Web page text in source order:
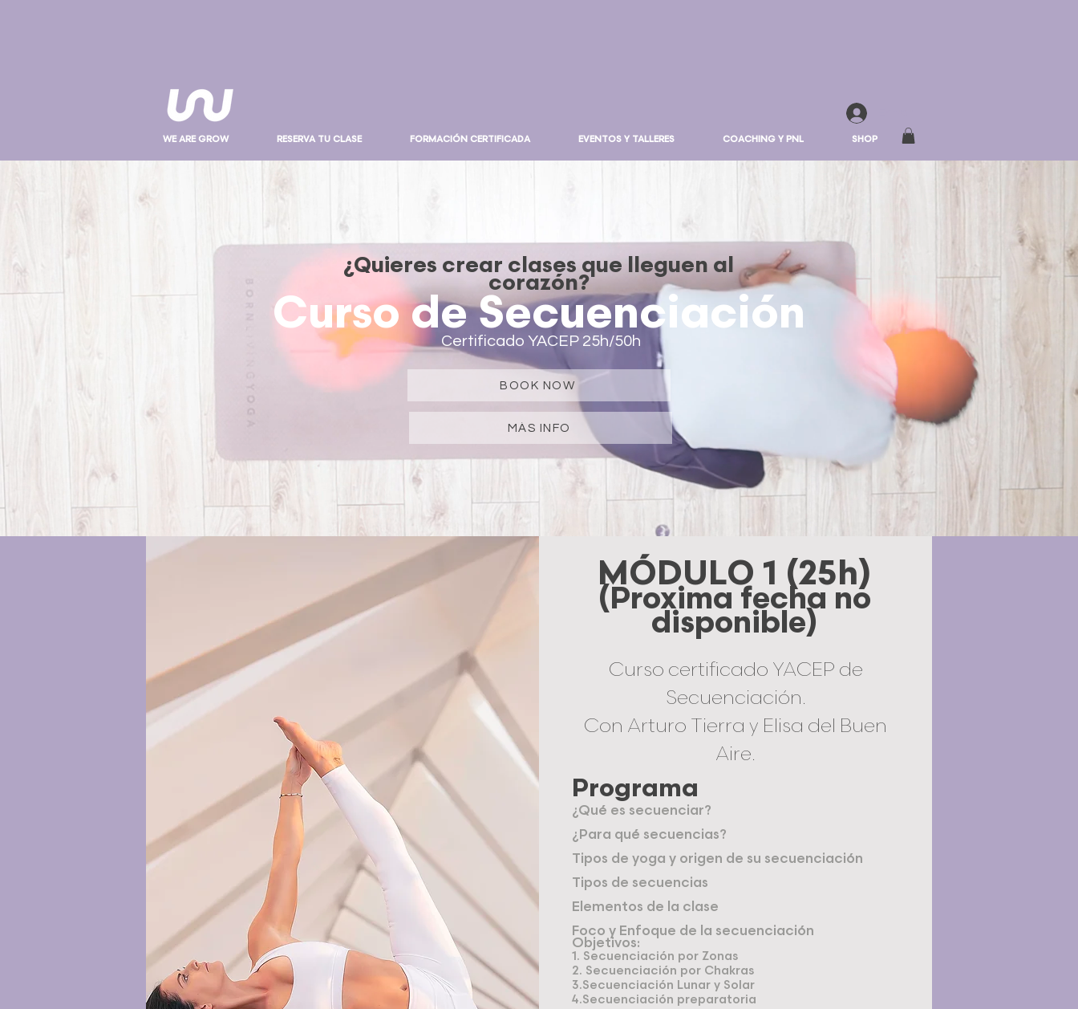
WE ARE GROW RESERVA TU CLASE FORMACIÓN CERTIFICADA EVENTOS Y TALLERES COACHING Y PNL SHOP
Curso de Secuenciación
¿Quieres crear clases que lleguen al
corazón?
Certificado YACEP 25h/50h
BOOK NOW
MÁS INFO
MÓDULO 1 (25h)
(Proxima fecha no
disponible)
Curso certificado YACEP de
Secuenciación.
Con Arturo Tierra y Elisa del Buen
Aire.
Programa
¿Qué es secuenciar?
¿Para qué secuencias?
Tipos de yoga y origen de su secuenciación
Tipos de secuencias
Elementos de la clase
Foco y Enfoque de la secuenciación
Objetivos:
1. Secuenciación por Zonas
2. Secuenciación por Chakras
3.Secuenciación Lunar y Solar
4.Secuenciación preparatoria